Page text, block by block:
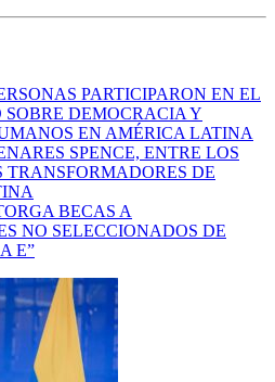
PARTICIPARON EN EL
SOBRE DEMOCRACIA Y
EN AMÉRICA LATINA
SPENCE, ENTRE LOS
TRANSFORMADORES DE
BECAS A
NO SELECCIONADOS DE
E”